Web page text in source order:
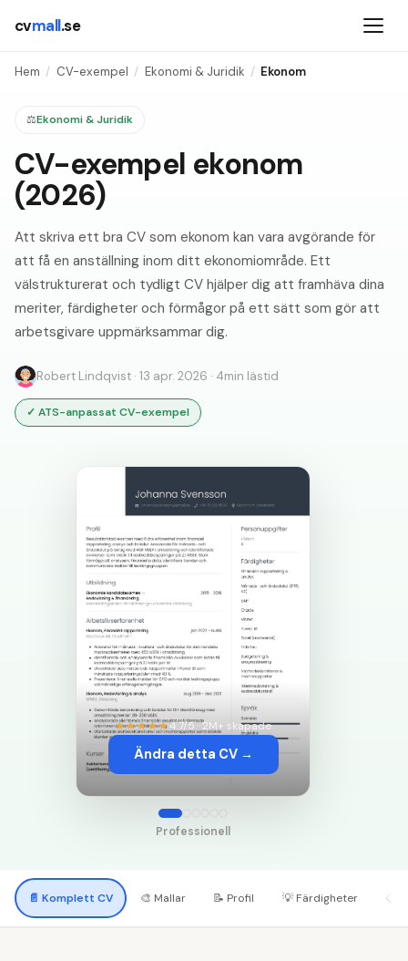
cvmall.se
Hem / CV-exempel / Ekonomi & Juridik / Ekonom
⚖️Ekonomi & Juridik
CV-exempel ekonom
(2026)
Att skriva ett bra CV som ekonom kan vara avgörande för
att få en anställning inom ditt ekonomiområde. Ett
välstrukturerat och tydligt CV hjälper dig att framhäva dina
meriter, färdigheter och förmågor på ett sätt som gör att
arbetsgivare uppmärksammar dig.
Robert Lindqvist · 13 apr. 2026 · 4min lästid
✓ ATS-anpassat CV-exempel
★★★★★4.7/5 · 2M+ skapade
Ändra detta CV →
Professionell
📄 Komplett CV 🎨 Mallar 📝 Profil 💡 Färdigheter 📋